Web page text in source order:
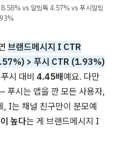
vs 알림톡 4.57% vs 푸시알림
브랜드메시지 I CTR
> 푸시 CTR (1.93%)
시 대비 4.45배예요. 다만
푸시는 앱을 깐 모든 사용자,
, I는 채널 친구만이 분모예
높다는 게 브랜드메시지 I